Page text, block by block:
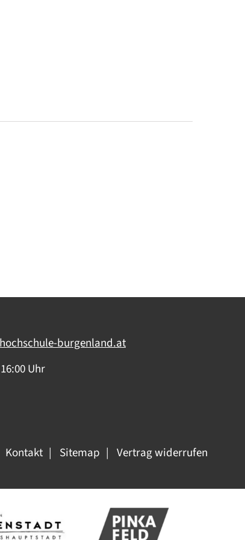
burgenland.at
Uhr
Kontakt Sitemap Vertrag widerrufen